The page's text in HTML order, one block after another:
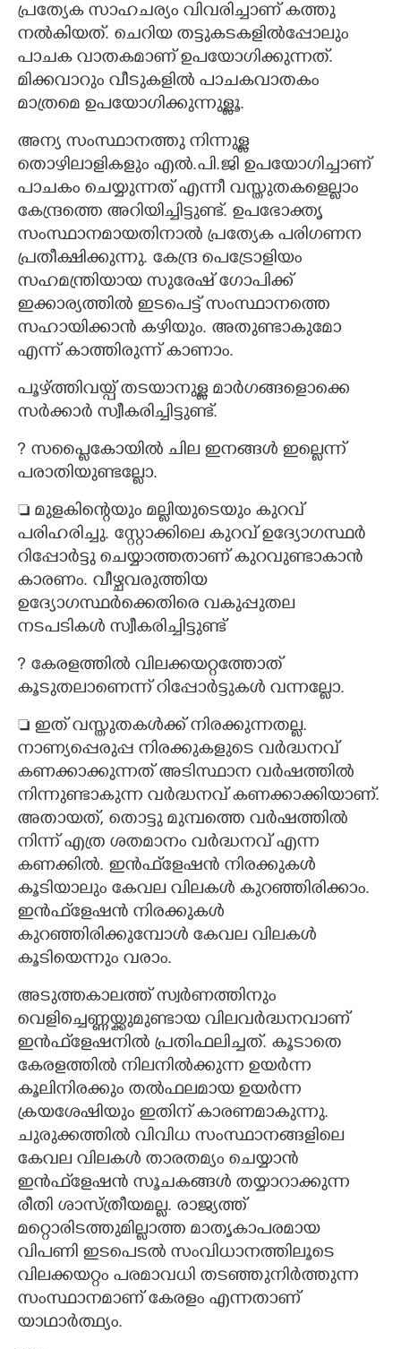
പ്രത്യേക സാഹചര്യം വിവരിച്ചാണ് കത്തു
നൽകിയത്. ചെറിയ തട്ടുകടകളിൽപ്പോലും
പാചക വാതകമാണ് ഉപയോഗിക്കുന്നത്.
മിക്കവാറും വീടുകളിൽ പാചകവാതകം
മാത്രമെ ഉപയോഗിക്കുന്നുള്ളൂ.
അന്യ സംസ്ഥാനത്തു നിന്നുള്ള
തൊഴിലാളികളും എൽ.പി.ജി ഉപയോഗിച്ചാണ്
പാചകം ചെയ്യുന്നത് എന്നീ വസ്തുതകളെല്ലാം
കേന്ദ്രത്തെ അറിയിച്ചിട്ടുണ്ട്. ഉപഭോക്തൃ
സംസ്ഥാനമായതിനാൽ പ്രത്യേക പരിഗണന
പ്രതീക്ഷിക്കുന്നു. കേന്ദ്ര പെട്രോളിയം
സഹമന്ത്രിയായ സുരേഷ് ഗോപിക്ക്
ഇക്കാര്യത്തിൽ ഇടപെട്ട് സംസ്ഥാനത്തെ
സഹായിക്കാൻ കഴിയും. അതുണ്ടാകുമോ
എന്ന് കാത്തിരുന്ന് കാണാം.
പൂഴ്ത്തിവയ്പ് തടയാനുള്ള മാർഗങ്ങളൊക്കെ
സർക്കാർ സ്വീകരിച്ചിട്ടുണ്ട്.
?​ സപ്ലൈകോയിൽ ചില ഇനങ്ങൾ ഇല്ലെന്ന്
പരാതിയുണ്ടല്ലോ.
 മുളകിന്റെയും മല്ലിയുടെയും കുറവ്
പരിഹരിച്ചു. സ്റ്റോക്കിലെ കുറവ് ഉദ്യോഗസ്ഥർ
റിപ്പോർട്ടു ചെയ്യാത്തതാണ് കുറവുണ്ടാകാൻ
കാരണം. വീഴ്ചവരുത്തിയ
ഉദ്യോഗസ്ഥർക്കെതിരെ വകുപ്പുതല
നടപടികൾ സ്വീകരിച്ചിട്ടുണ്ട്
?​ കേരളത്തിൽ വിലക്കയറ്റത്തോത്
കൂടുതലാണെന്ന് റിപ്പോർട്ടുകൾ വന്നല്ലോ.
 ഇത് വസ്തുതകൾക്ക് നിരക്കുന്നതല്ല.
നാണ്യപ്പെരുപ്പ നിരക്കുകളുടെ വർദ്ധനവ്
കണക്കാക്കുന്നത് അടിസ്ഥാന വർഷത്തിൽ
നിന്നുണ്ടാകുന്ന വർദ്ധനവ് കണക്കാക്കിയാണ്.
അതായത്,​ തൊട്ടു മുമ്പത്തെ വർഷത്തിൽ
നിന്ന് എത്ര ശതമാനം വർദ്ധനവ് എന്ന
കണക്കിൽ. ഇൻഫ്‌ളേഷൻ നിരക്കുകൾ
കൂടിയാലും കേവല വിലകൾ കുറഞ്ഞിരിക്കാം.
ഇൻഫ്‌ളേഷൻ നിരക്കുകൾ
കുറഞ്ഞിരിക്കുമ്പോൾ കേവല വിലകൾ
കൂടിയെന്നും വരാം.
അടുത്തകാലത്ത് സ്വർണത്തിനും
വെളിച്ചെണ്ണയ്ക്കുമുണ്ടായ വിലവർദ്ധനവാണ്
ഇൻഫ്‌ളേഷനിൽ പ്രതിഫലിച്ചത്. കൂടാതെ
കേരളത്തിൽ നിലനിൽക്കുന്ന ഉയർന്ന
കൂലിനിരക്കും തൽഫലമായ ഉയർന്ന
ക്രയശേഷിയും ഇതിന് കാരണമാകുന്നു.
ചുരുക്കത്തിൽ വിവിധ സംസ്ഥാനങ്ങളിലെ
കേവല വിലകൾ താരതമ്യം ചെയ്യാൻ
ഇൻഫ്‌ളേഷൻ സൂചകങ്ങൾ തയ്യാറാക്കുന്ന
രീതി ശാസ്ത്രീയമല്ല. രാജ്യത്ത്
മറ്റൊരിടത്തുമില്ലാത്ത മാതൃകാപരമായ
വിപണി ഇടപെടൽ സംവിധാനത്തിലൂടെ
വിലക്കയറ്റം പരമാവധി തടഞ്ഞുനിർത്തുന്ന
സംസ്ഥാനമാണ് കേരളം എന്നതാണ്
യാഥാർത്ഥ്യം.